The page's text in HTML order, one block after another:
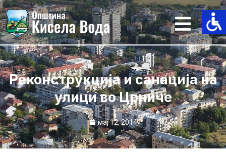
Skip
to
content
Реконструкцијa и санација на
улици во Црниче
мај 12, 2014